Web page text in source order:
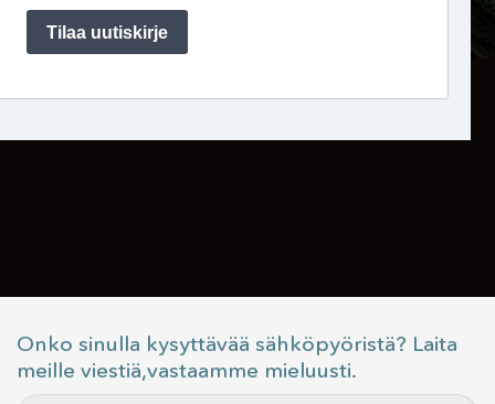
Onko sinulla kysyttävää sähköpyöristä? Laita
meille viestiä,vastaamme mieluusti.